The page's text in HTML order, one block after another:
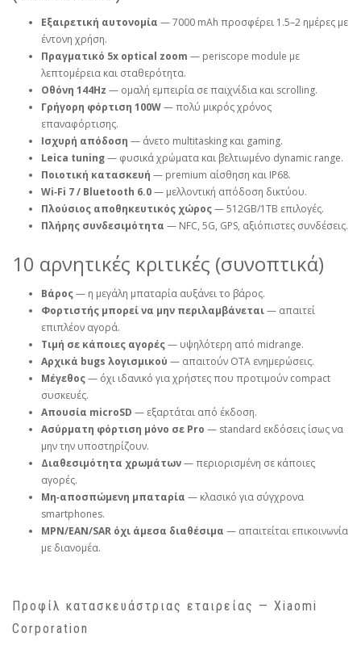
Εξαιρετική αυτονομία — 7000 mAh προσφέρει 1.5–2 ημέρες με
έντονη χρήση.
Πραγματικό 5x optical zoom — periscope module με
λεπτομέρεια και σταθερότητα.
Οθόνη 144Hz — ομαλή εμπειρία σε παιχνίδια και scrolling.
Γρήγορη φόρτιση 100W— πολύ μικρός χρόνος
επαναφόρτισης.
Ισχυρή απόδοση — άνετο multitasking και gaming.
Leica tuning— φυσικά χρώματα και βελτιωμένο dynamic range.
Ποιοτική κατασκευή — premium αίσθηση και IP68.
Wi‑Fi 7 / Bluetooth 6.0— μελλοντική απόδοση δικτύου.
Πλούσιος αποθηκευτικός χώρος— 512GB/1TB επιλογές.
Πλήρης συνδεσιμότητα — NFC, 5G, GPS, αξιόπιστες συνδέσεις.
10 αρνητικές κριτικές (συνοπτικά)
Βάρος— η μεγάλη μπαταρία αυξάνει το βάρος.
Φορτιστής μπορεί να μην περιλαμβάνεται— απαιτεί
επιπλέον αγορά.
Τιμή σε κάποιες αγορές— υψηλότερη από midrange.
Αρχικά bugs λογισμικού — απαιτούν OTA ενημερώσεις.
Μέγεθος— όχι ιδανικό για χρήστες που προτιμούν compact
συσκευές.
Απουσία microSD — εξαρτάται από έκδοση.
Ασύρματη φόρτιση μόνο σε Pro — standard εκδόσεις ίσως να
μην την υποστηρίζουν.
Διαθεσιμότητα χρωμάτων— περιορισμένη σε κάποιες
αγορές.
Μη‑αποσπώμενη μπαταρία — κλασικό για σύγχρονα
smartphones.
MPN/EAN/SAR όχι άμεσα διαθέσιμα — απαιτείται επικοινωνία
με διανομέα.
Προφίλ κατασκευάστριας εταιρείας — Xiaomi
Corporation